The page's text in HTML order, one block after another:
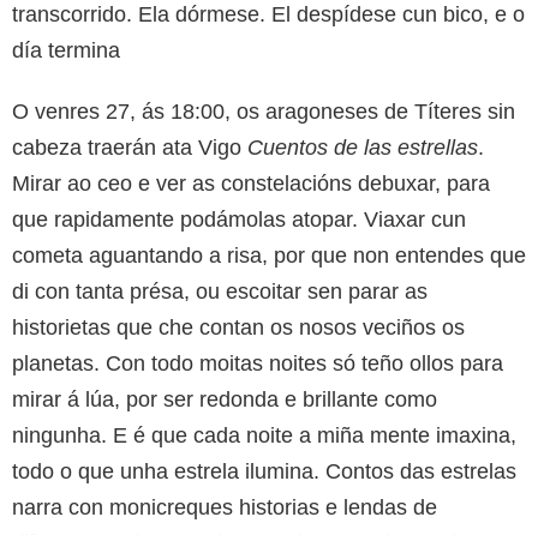
transcorrido. Ela dórmese. El despídese cun bico, e o
día termina
O venres 27, ás 18:00, os aragoneses de Títeres sin
cabeza traerán ata Vigo Cuentos de las estrellas.
Mirar ao ceo e ver as constelacións debuxar, para
que rapidamente podámolas atopar. Viaxar cun
cometa aguantando a risa, por que non entendes que
di con tanta présa, ou escoitar sen parar as
historietas que che contan os nosos veciños os
planetas. Con todo moitas noites só teño ollos para
mirar á lúa, por ser redonda e brillante como
ningunha. E é que cada noite a miña mente imaxina,
todo o que unha estrela ilumina. Contos das estrelas
narra con monicreques historias e lendas de